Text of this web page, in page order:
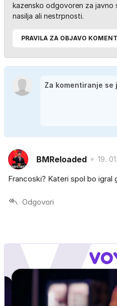
kazensko odgovoren za javno
nasilja ali nestrpnosti.
PRAVILA ZA OBJAVO
BMReloaded 19.
Francoski? Kateri spol bo igral
Odgovori